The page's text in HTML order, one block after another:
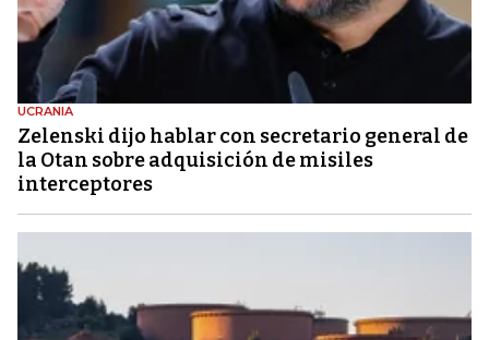
UCRANIA
Zelenski dijo hablar con secretario general de
la Otan sobre adquisición de misiles
interceptores